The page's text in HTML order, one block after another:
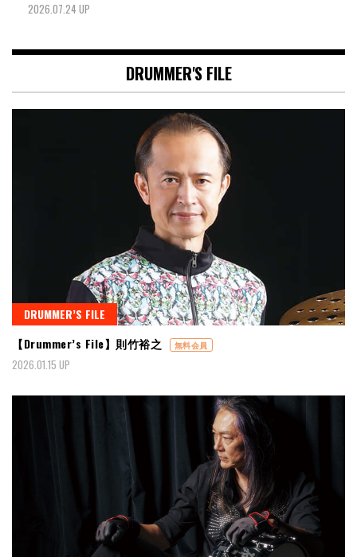
2026.07.24 UP
DRUMMER'S FILE
DRUMMER’S FILE
【Drummer’s File】則竹裕之
無料会員
2026.01.15 UP